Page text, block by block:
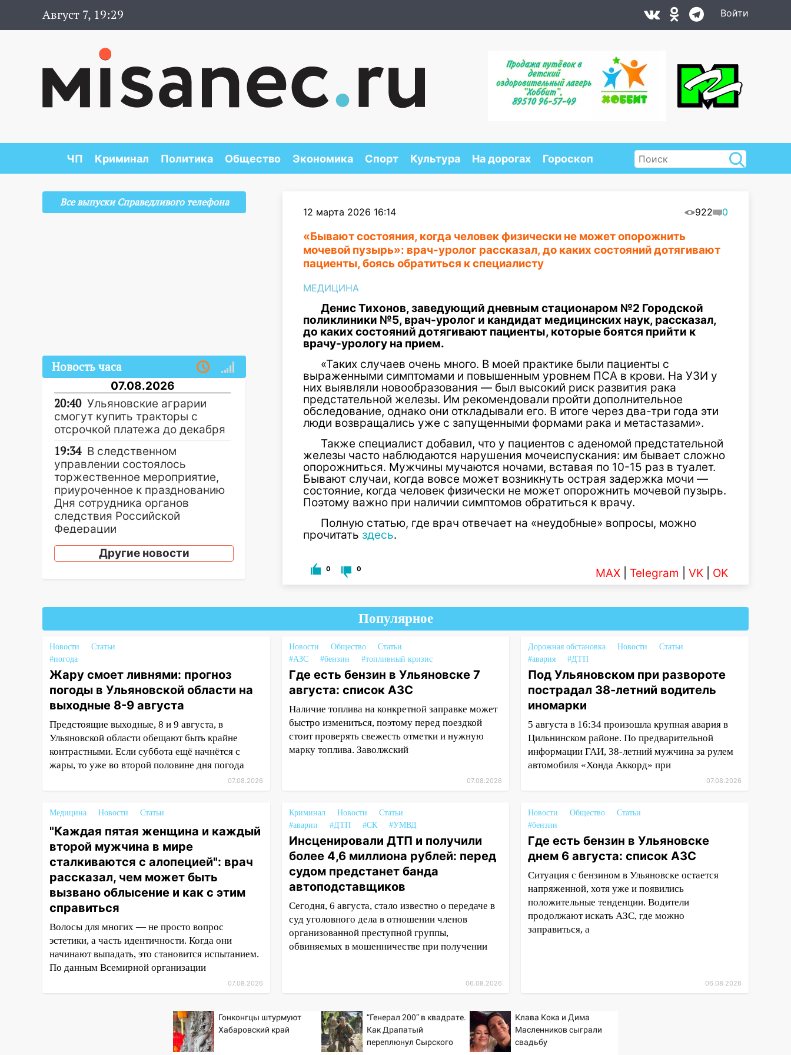
Август 7, 19:29 Войти
ЧП Криминал Политика Общество Экономика Спорт Культура На дорогах Гороскоп
12 марта 2026 16:14 922 0
«Бывают состояния, когда человек физически не может опорожнить
мочевой пузырь»: врач-уролог рассказал, до каких состояний дотягивают
пациенты, боясь обратиться к специалисту
МЕДИЦИНА
Денис Тихонов, заведующий дневным стационаром №2 Городской
поликлиники №5, врач-уролог и кандидат медицинских наук, рассказал,
до каких состояний дотягивают пациенты, которые боятся прийти к
врачу-урологу на прием.
«Таких случаев очень много. В моей практике были пациенты с
выраженными симптомами и повышенным уровнем ПСА в крови. На УЗИ у
них выявляли новообразования — был высокий риск развития рака
предстательной железы. Им рекомендовали пройти дополнительное
обследование, однако они откладывали его. В итоге через два-три года эти
люди возвращались уже с запущенными формами рака и метастазами».
Также специалист добавил, что у пациентов с аденомой предстательной
железы часто наблюдаются нарушения мочеиспускания: им бывает сложно
опорожниться. Мужчины мучаются ночами, вставая по 10-15 раз в туалет.
Бывают случаи, когда вовсе может возникнуть острая задержка мочи —
состояние, когда человек физически не может опорожнить мочевой пузырь.
Поэтому важно при наличии симптомов обратиться к врачу.
Полную статью, где врач отвечает на «неудобные» вопросы, можно
прочитать здесь.
0 0 MAX Telegram VK OK
Все выпуски Справедливого телефона
Новость часа
07.08.2026
20:40 Ульяновские аграрии
смогут купить тракторы с
отсрочкой платежа до декабря
19:34 В следственном
управлении состоялось
торжественное мероприятие,
приуроченное к празднованию
Дня сотрудника органов
следствия Российской
Федерации
19:30
Ульяновцев приглашают
поддержать «Симбирскую
18:11 Ульяновская область
долголетие»
17:16 В реанимацию
Ульяновской областной
больницы поступили шесть
новых аппаратов ИВЛ
16:51
В Чердаклинском районе
ремонтируют дороги, ставят
остановки и проводят новое
освещение
ещё девять бункеров для
крупногабаритного мусора
16:26 В Ульяновске бесплатно
покажут матч «Волги» под
открытым небом
16:12 В Ульяновском
госуниверситете разработают
отечественный прибор для
цифровой ПЦР
15:47 Ульяновцы могут
вернуть деньги за абонементы
закрывшегося фитнес-клуба
После вмешательства
Ульяновской области привели
в порядок детские площадки
Другие новости
Популярное
Новости
Статьи
#погода
Жару смоет ливнями: прогноз
погоды в Ульяновской области на
выходные 8-9 августа
Предстоящие выходные, 8 и 9 августа, в
Ульяновской области обещают быть крайне
контрастными. Если суббота ещё начнётся с
жары, то уже во второй половине дня погода
07.08.2026
Новости Общество
Статьи
#АЗС
#бензин #топливный кризис
Где есть бензин в Ульяновске 7
августа: список АЗС
Наличие топлива на конкретной заправке может
быстро измениться, поэтому перед поездкой
стоит проверять свежесть отметки и нужную
марку топлива. Заволжский
07.08.2026
Дорожная обстановка Новости
Статьи
#авария
#ДТП
Под Ульяновском при развороте
пострадал 38-летний водитель
иномарки
5 августа в 16:34 произошла крупная авария в
Цильнинском районе. По предварительной
информации ГАИ, 38-летний мужчина за рулем
автомобиля «Хонда Аккорд» при
07.08.2026
Медицина Новости Статьи
"Каждая пятая женщина и каждый
второй мужчина в мире
сталкиваются с алопецией": врач
рассказал, чем может быть
вызвано облысение и как с этим
справиться
Волосы для многих — не просто вопрос
эстетики, а часть идентичности. Когда они
начинают выпадать, это становится испытанием.
По данным Всемирной организации
07.08.2026
Криминал Новости
Статьи
#аварии
#ДТП #СК #УМВД
Инсценировали ДТП и получили
более 4,6 миллиона рублей: перед
судом предстанет банда
автоподставщиков
Сегодня, 6 августа, стало известно о передаче в
суд уголовного дела в отношении членов
организованной преступной группы,
обвиняемых в мошенничестве при получении
06.08.2026
Новости Общество
Статьи
#бензин
Где есть бензин в Ульяновске
днем 6 августа: список АЗС
Ситуация с бензином в Ульяновске остается
напряженной, хотя уже и появились
положительные тенденции. Водители
продолжают искать АЗС, где можно
заправиться, а
06.08.2026
Гонконгцы штурмуют
Хабаровский край
“Генерал 200” в квадрате.
Как Драпатый
переплюнул Сырского
Клава Кока и Дима
Масленников сыграли
свадьбу